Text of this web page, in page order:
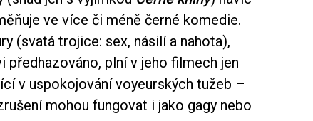
ve více či méně černé komedie.
(svatá trojice: sex, násilí a nahota),
předhazováno, plní v jeho filmech jen
v uspokojování voyeurských tužeb –
mohou fungovat i jako gagy nebo